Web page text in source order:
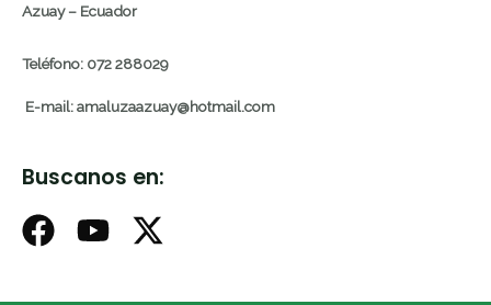
Azuay – Ecuador
Teléfono: 072 288029
E-mail: amaluzaazuay@hotmail.com
Buscanos en: